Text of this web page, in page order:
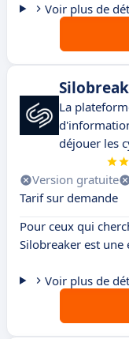
Voir plus de
La
déjouer les
Version gratuite
Tarif sur demande
Pour ceux qui
Silobreaker est une
Voir plus de